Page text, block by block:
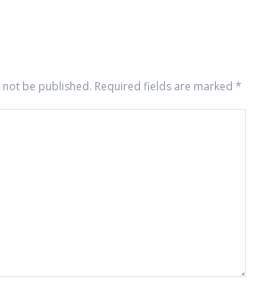
be published. Required fields are marked *